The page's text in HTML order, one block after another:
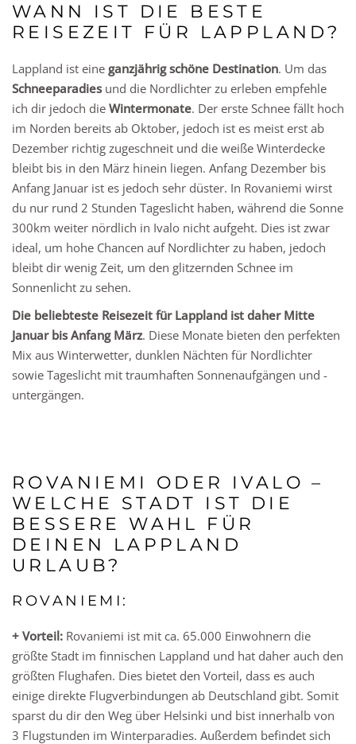
WANN IST DIE BESTE
REISEZEIT FÜR LAPPLAND?
Lappland ist eine ganzjährig schöne Destination. Um das
Schneeparadiesund die Nordlichter zu erleben empfehle
ich dir jedoch die Wintermonate. Der erste Schnee fällt hoch
im Norden bereits ab Oktober, jedoch ist es meist erst ab
Dezember richtig zugeschneit und die weiße Winterdecke
bleibt bis in den März hinein liegen. Anfang Dezember bis
Anfang Januar ist es jedoch sehr düster. In Rovaniemi wirst
du nur rund 2 Stunden Tageslicht haben, während die Sonne
300km weiter nördlich in Ivalo nicht aufgeht. Dies ist zwar
ideal, um hohe Chancen auf Nordlichter zu haben, jedoch
bleibt dir wenig Zeit, um den glitzernden Schnee im
Sonnenlicht zu sehen.
Die beliebteste Reisezeit für Lappland ist daher Mitte
Januar bis Anfang März. Diese Monate bieten den perfekten
Mix aus Winterwetter, dunklen Nächten für Nordlichter
sowie Tageslicht mit traumhaften Sonnenaufgängen und -
untergängen.
ROVANIEMI ODER IVALO –
WELCHE STADT IST DIE
BESSERE WAHL FÜR
DEINEN LAPPLAND
URLAUB?
ROVANIEMI:
+ Vorteil: Rovaniemi ist mit ca. 65.000 Einwohnern die
größte Stadt im finnischen Lappland und hat daher auch den
größten Flughafen. Dies bietet den Vorteil, dass es auch
einige direkte Flugverbindungen ab Deutschland gibt. Somit
sparst du dir den Weg über Helsinki und bist innerhalb von
3 Flugstunden im Winterparadies. Außerdem befindet sich